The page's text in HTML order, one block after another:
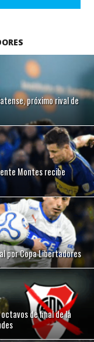
próximo rival de
Montes recibe
por Copa Libertadores
de final de la